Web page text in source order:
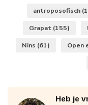
antroposofisch
Grapat (155)
Nins (61) Open
Heb je